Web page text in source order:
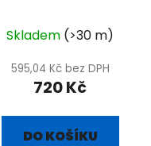
Skladem (>30 m)
595,04 Kč bez DPH
720 Kč
DO KOŠÍKU